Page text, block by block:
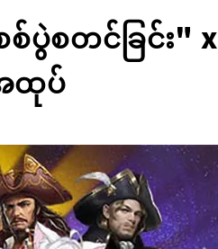
ပွဲစတင်ခြင်း" x
ထုပ်